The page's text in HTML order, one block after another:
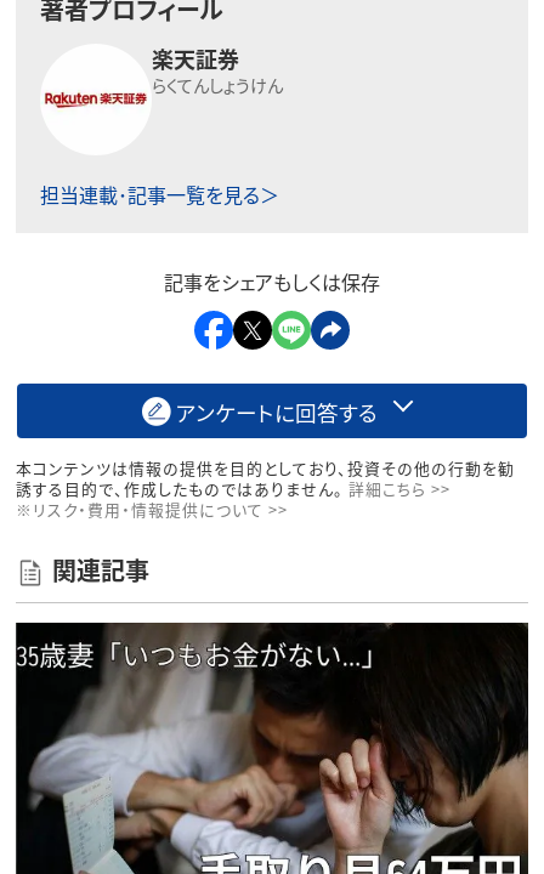
著者プロフィール
楽天証券
らくてんしょうけん
担当連載･記事一覧を見る＞
記事をシェアもしくは保存
アンケートに回答する
本コンテンツは情報の提供を目的としており、投資その他の行動を勧
誘する目的で、作成したものではありません。 詳細こちら >>
※リスク・費用・情報提供について >>
関連記事